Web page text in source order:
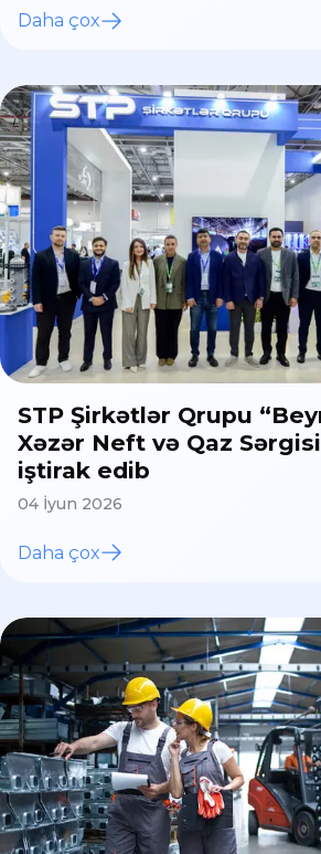
Daha çox
STP Şirkətlər Qrupu
Xəzər Neft və Qaz
iştirak edib
04 İyun 2026
Daha çox